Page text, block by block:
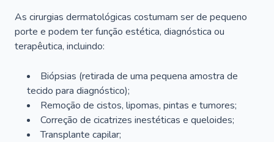
As cirurgias dermatológicas costumam ser de pequeno
porte e podem ter função estética, diagnóstica ou
terapêutica, incluindo:
Biópsias (retirada de uma pequena amostra de
tecido para diagnóstico);
Remoção de cistos, lipomas, pintas e tumores;
Correção de cicatrizes inestéticas e queloides;
Transplante capilar;